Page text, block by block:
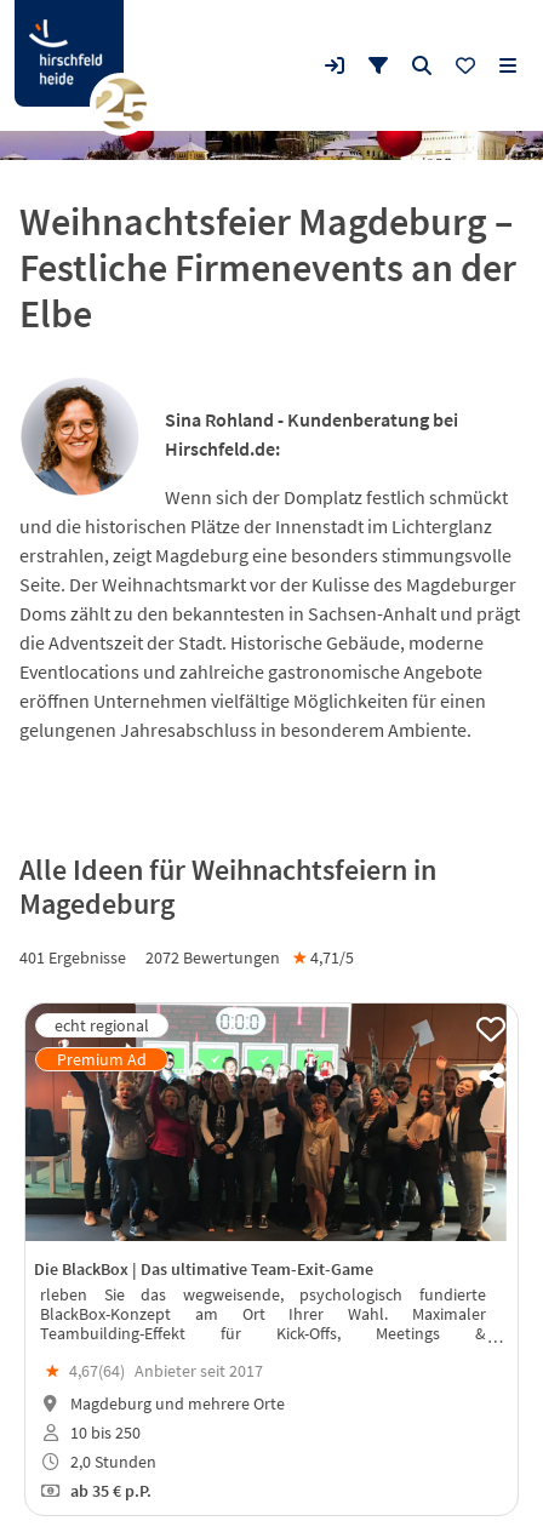
Weihnachtsfeier Magdeburg –
Festliche Firmenevents an der
Elbe
Sina Rohland - Kundenberatung bei
Hirschfeld.de:
Wenn sich der Domplatz festlich schmückt
und die historischen Plätze der Innenstadt im Lichterglanz
erstrahlen, zeigt Magdeburg eine besonders stimmungsvolle
Seite. Der Weihnachtsmarkt vor der Kulisse des Magdeburger
Doms zählt zu den bekanntesten in Sachsen-Anhalt und prägt
die Adventszeit der Stadt. Historische Gebäude, moderne
Eventlocations und zahlreiche gastronomische Angebote
eröffnen Unternehmen vielfältige Möglichkeiten für einen
gelungenen Jahresabschluss in besonderem Ambiente.
Alle Ideen für Weihnachtsfeiern in
Magedeburg
401 Ergebnisse 2072 Bewertungen ★4,71/5
Die BlackBox | Das ultimative Team-Exit-Game
rleben Sie das wegweisende, psychologisch fundierte
BlackBox-Konzept am Ort Ihrer Wahl. Maximaler
Teambuilding-Effekt für Kick-Offs, Meetings &
vor Ort. für 10 bis 250 Personen.
★ 4,67(64) Anbieter seit 2017
Magdeburg und mehrere Orte
10 bis 250
2,0 Stunden
ab35 € p.P.